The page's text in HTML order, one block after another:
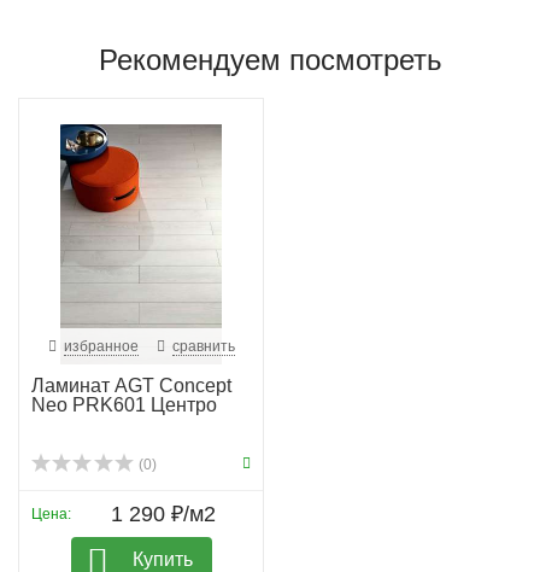
Рекомендуем посмотреть
избранное сравнить
Ламинат AGT Concept
Neo PRK601 Центро
(0)
Цена: 1 290 ₽/м2
Купить